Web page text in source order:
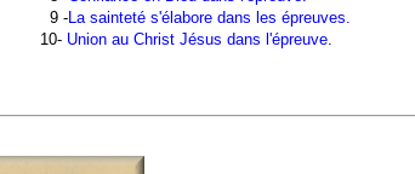
9 -La sainteté s'élabore dans les épreuves.
10- Union au Christ Jésus dans l'épreuve.